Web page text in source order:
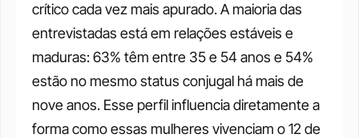
crítico cada vez mais apurado. A maioria das
entrevistadas está em relações estáveis e
maduras: 63% têm entre 35 e 54 anos e 54%
estão no mesmo status conjugal há mais de
nove anos. Esse perfil influencia diretamente a
forma como essas mulheres vivenciam o 12 de